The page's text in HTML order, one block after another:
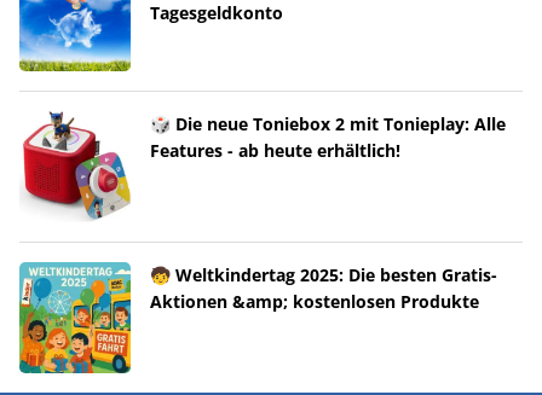
Tagesgeldkonto
🎲 Die neue Toniebox 2 mit Tonieplay: Alle
Features - ab heute erhältlich!
🧒 Weltkindertag 2025: Die besten Gratis-
Aktionen &amp; kostenlosen Produkte